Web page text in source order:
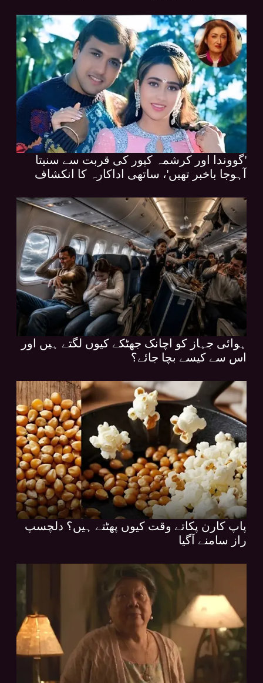
'گووندا اور کرشمہ کپور کی قربت سے سنیتا
آہوجا باخبر تھیں'، ساتھی اداکارہ کا انکشاف
ہوائی جہاز کو اچانک جھٹکے کیوں لگتے ہیں اور
اس سے کیسے بچا جائے؟
پاپ کارن پکاتے وقت کیوں پھٹتے ہیں؟ دلچسپ
راز سامنے آگیا